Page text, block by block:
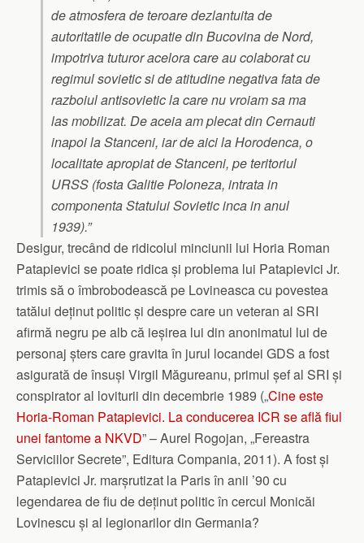
de atmosfera de teroare dezlantuita de
autoritatile de ocupatie din Bucovina de Nord,
impotriva tuturor acelora care au colaborat cu
regimul sovietic si de atitudine negativa fata de
razboiul antisovietic la care nu vroiam sa ma
las mobilizat. De aceia am plecat din Cernauti
inapoi la Stanceni, iar de aici la Horodenca, o
localitate apropiat de Stanceni, pe teritoriul
URSS (fosta Galitie Poloneza, intrata in
componenta Statului Sovietic inca in anul
1939).”
Desigur, trecând de ridicolul minciunii lui Horia Roman
Patapievici se poate ridica și problema lui Patapievici Jr.
trimis să o îmbrobodească pe Lovineasca cu povestea
tatălui deținut politic și despre care un veteran al SRI
afirmă negru pe alb că ieșirea lui din anonimatul lui de
personaj șters care gravita în jurul locandei GDS a fost
asigurată de însuși Virgil Măgureanu, primul șef al SRI și
conspirator al loviturii din decembrie 1989 („Cine este
Horia-Roman Patapievici. La conducerea ICR se află fiul
unei fantome a NKVD” – Aurel Rogojan, „Fereastra
Serviciilor Secrete”, Editura Compania, 2011). A fost și
Patapievici Jr. marșrutizat la Paris în anii ’90 cu
legendarea de fiu de deținut politic în cercul Monicăi
Lovinescu și al legionarilor din Germania?